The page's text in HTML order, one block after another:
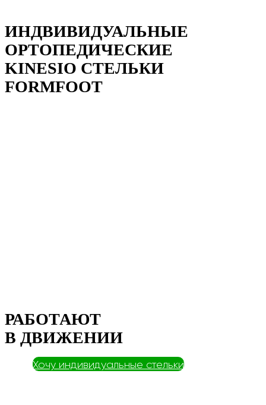
ИНДВИВИДУАЛЬНЫЕ
ОРТОПЕДИЧЕСКИЕ
KINESIO СТЕЛЬКИ
FORMFOOT
РАБОТАЮТ
В ДВИЖЕНИИ
Хочу индивидуальные стельки